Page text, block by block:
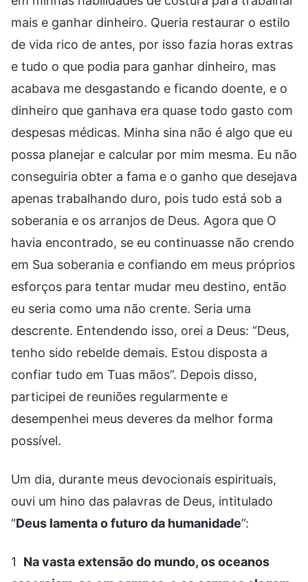
mais e ganhar dinheiro. Queria restaurar o estilo
de vida rico de antes, por isso fazia horas extras
e tudo o que podia para ganhar dinheiro, mas
acabava me desgastando e ficando doente, e o
dinheiro que ganhava era quase todo gasto com
despesas médicas. Minha sina não é algo que eu
possa planejar e calcular por mim mesma. Eu não
conseguiria obter a fama e o ganho que desejava
apenas trabalhando duro, pois tudo está sob a
soberania e os arranjos de Deus. Agora que O
havia encontrado, se eu continuasse não crendo
em Sua soberania e confiando em meus próprios
esforços para tentar mudar meu destino, então
eu seria como uma não crente. Seria uma
descrente. Entendendo isso, orei a Deus: “Deus,
tenho sido rebelde demais. Estou disposta a
confiar tudo em Tuas mãos”. Depois disso,
participei de reuniões regularmente e
desempenhei meus deveres da melhor forma
possível.
Um dia, durante meus devocionais espirituais,
ouvi um hino das palavras de Deus, intitulado
“Deus lamenta o futuro da humanidade”:
1 Na vasta extensão do mundo, os oceanos